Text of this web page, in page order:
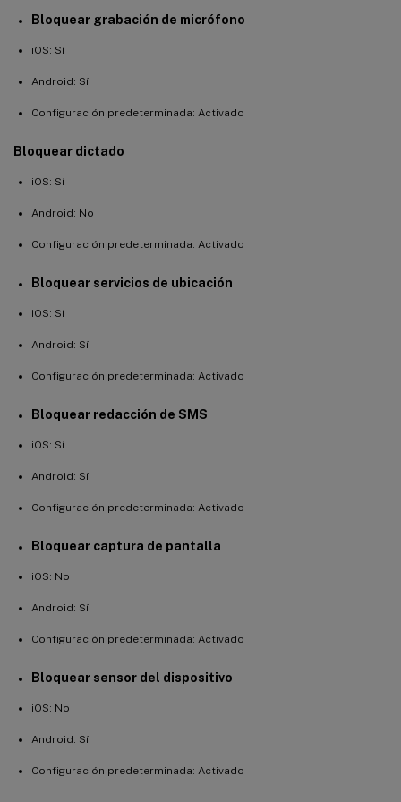
Bloquear grabación de micrófono
iOS: Sí
Android: Sí
Configuración predeterminada: Activado
Bloquear dictado
iOS: Sí
Android: No
Configuración predeterminada: Activado
Bloquear servicios de ubicación
iOS: Sí
Android: Sí
Configuración predeterminada: Activado
Bloquear redacción de SMS
iOS: Sí
Android: Sí
Configuración predeterminada: Activado
Bloquear captura de pantalla
iOS: No
Android: Sí
Configuración predeterminada: Activado
Bloquear sensor del dispositivo
iOS: No
Android: Sí
Configuración predeterminada: Activado